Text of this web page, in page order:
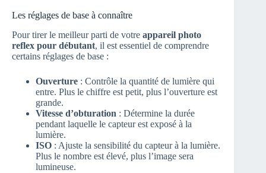
Les réglages de base à connaître
Pour tirer le meilleur parti de votre appareil photo
reflex pour débutant, il est essentiel de comprendre
certains réglages de base :
Ouverture : Contrôle la quantité de lumière qui
entre. Plus le chiffre est petit, plus l’ouverture est
grande.
Vitesse d’obturation : Détermine la durée
pendant laquelle le capteur est exposé à la
lumière.
ISO : Ajuste la sensibilité du capteur à la lumière.
Plus le nombre est élevé, plus l’image sera
lumineuse.